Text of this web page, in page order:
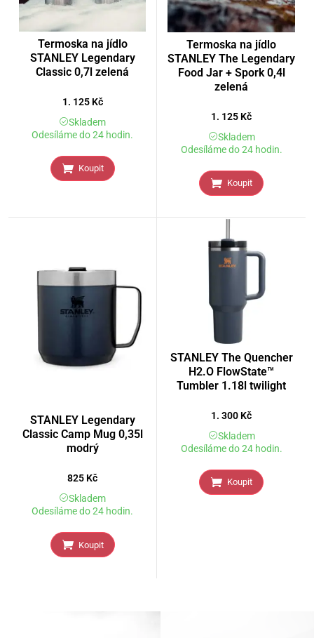
Termoska na jídlo
STANLEY Legendary
Classic 0,7l zelená
1. 125 Kč
Skladem
Odesíláme do 24 hodin.
Koupit
Termoska na jídlo
STANLEY The Legendary
Food Jar + Spork 0,4l
zelená
1. 125 Kč
Skladem
Odesíláme do 24 hodin.
Koupit
STANLEY Legendary
Classic Camp Mug 0,35l
modrý
825 Kč
Skladem
Odesíláme do 24 hodin.
Koupit
STANLEY The Quencher
H2.O FlowState™
Tumbler 1.18l twilight
1. 300 Kč
Skladem
Odesíláme do 24 hodin.
Koupit